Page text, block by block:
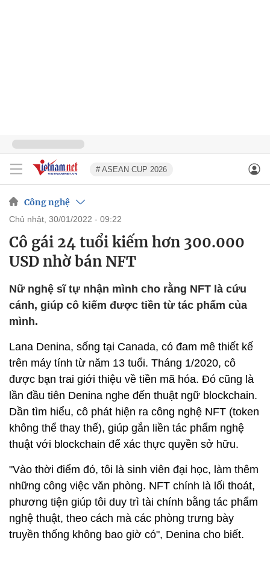
# ASEAN CUP 2026
Công nghệ
chủ nhật, 30/01/2022 - 09:22
Cô gái 24 tuổi kiếm hơn 300.000
USD nhờ bán NFT
Nữ nghệ sĩ tự nhận mình cho rằng NFT là cứu
cánh, giúp cô kiếm được tiền từ tác phẩm của
mình.
Lana Denina, sống tại Canada, có đam mê thiết kế
trên máy tính từ năm 13 tuổi. Tháng 1/2020, cô
được bạn trai giới thiệu về tiền mã hóa. Đó cũng là
lần đầu tiên Denina nghe đến thuật ngữ blockchain.
Dần tìm hiểu, cô phát hiện ra công nghệ NFT (token
không thể thay thế), giúp gắn liền tác phẩm nghệ
thuật với blockchain để xác thực quyền sở hữu.
"Vào thời điểm đó, tôi là sinh viên đại học, làm thêm
những công việc văn phòng. NFT chính là lối thoát,
phương tiện giúp tôi duy trì tài chính bằng tác phẩm
nghệ thuật, theo cách mà các phòng trưng bày
truyền thống không bao giờ có", Denina cho biết.